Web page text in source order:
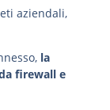
aziendali,
la
firewall e